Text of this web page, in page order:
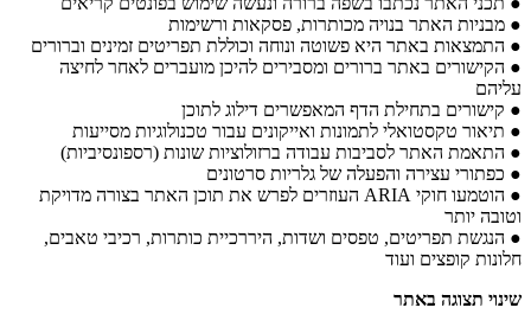
● מבניות האתר בנויה מכותרות, פסקאות ורשימות
● התמצאות באתר היא פשוטה ונוחה וכוללת תפריטים זמינים וברורים
● הקישורים באתר ברורים ומסבירים להיכן מועברים לאחר לחיצה
עליהם
● קישורים בתחילת הדף המאפשרים דילוג לתוכן
● תיאור טקסטואלי לתמונות ואייקונים עבור טכנולוגיות מסייעות
● התאמת האתר לסביבות עבודה ברזולוציות שונות (רספונסיביות)
● כפתורי עצירה והפעלה של גלריות סרטונים
● הוטמעו חוקי ARIA העוזרים לפרש את תוכן האתר בצורה מדויקת
וטובה יותר
● הנגשת תפריטים, טפסים ושדות, היררכיית כותרות, רכיבי טאבים,
חלונות קופצים ועוד
שינוי תצוגה באתר